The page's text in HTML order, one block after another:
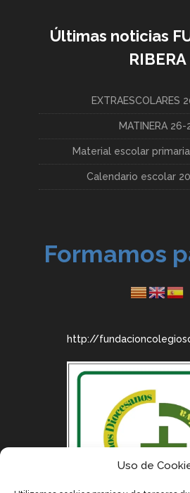
Uso de
Últimas noticias
RIBERA
EXTRAESCOLARES
MATINERA 26-
Material escolar
Calendario escolar
Formamos
http://